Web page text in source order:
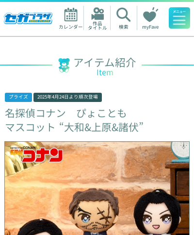
カレンダー 作品
タイトル 検索 myFave
人気ワード
アイテム紹介
Item
プライズ 2025年4月24日 より順次登場
名探偵コナン
ぴょことも
マスコット “大和&上原&諸伏”